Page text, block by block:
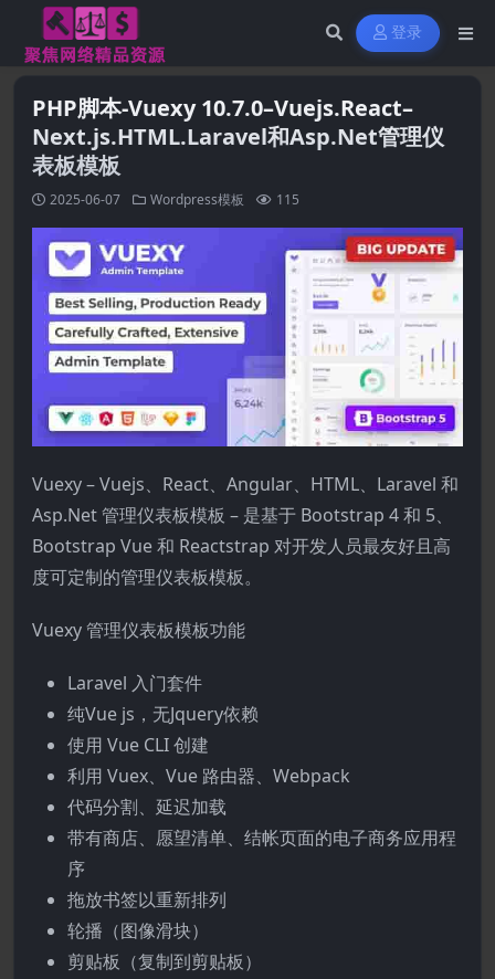
登录
PHP脚本-Vuexy 10.7.0–Vuejs.React–
Next.js.HTML.Laravel和Asp.Net管理仪
表板模板
2025-06-07 Wordpress模板 115
Vuexy – Vuejs、React、Angular、HTML、Laravel 和
Asp.Net 管理仪表板模板 – 是基于 Bootstrap 4 和 5、
Bootstrap Vue 和 Reactstrap 对开发人员最友好且高
度可定制的管理仪表板模板。
Vuexy 管理仪表板模板功能
Laravel 入门套件
纯Vue js，无Jquery依赖
使用 Vue CLI 创建
利用 Vuex、Vue 路由器、Webpack
代码分割、延迟加载
带有商店、愿望清单、结帐页面的电子商务应用程
序
拖放书签以重新排列
轮播（图像滑块）
剪贴板（复制到剪贴板）